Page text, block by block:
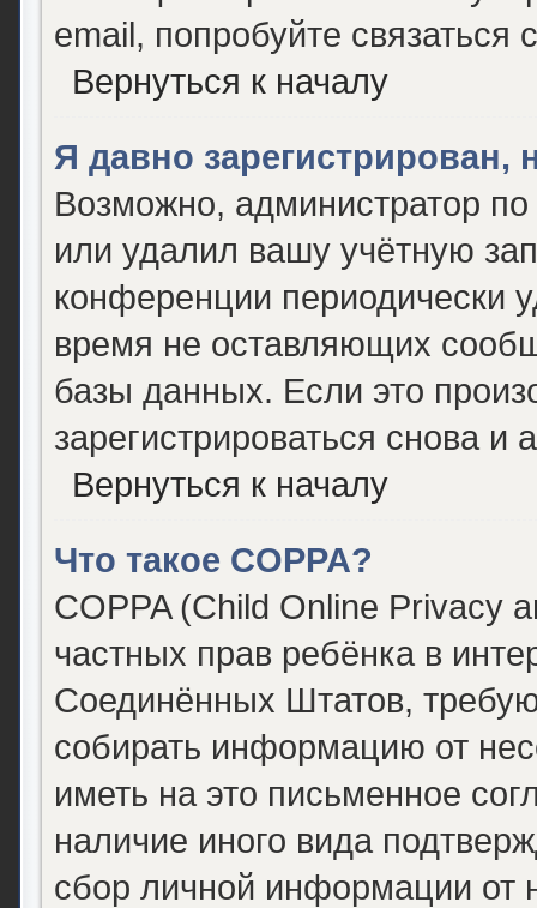
email, попробуйте связаться
Вернуться к началу
Я давно зарегистрирован,
Возможно, администратор
или удалил вашу учётную
конференции периодически
время не оставляющих
базы данных. Если это
зарегистрироваться снова и
Вернуться к началу
Что такое COPPA?
COPPA (Child Online Privacy
частных прав ребёнка в
Соединённых Штатов,
собирать информацию от
иметь на это письменное
наличие иного вида
сбор личной информации от